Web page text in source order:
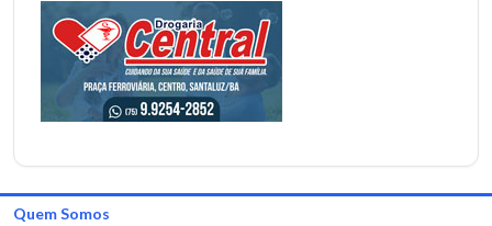
Quem Somos